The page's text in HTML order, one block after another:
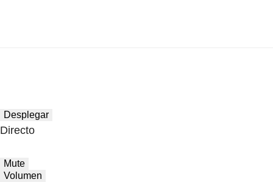
Desplegar
Directo
Mute
Volumen